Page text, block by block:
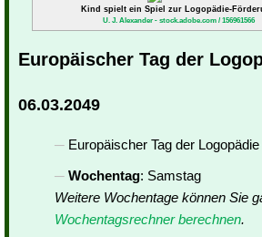
Kind spielt ein Spiel zur Logopädie-
U. J. Alexander - stock.adobe.com / 156961566
Europäischer Tag der
06.03.2049
Europäischer Tag der
Wochentag: Samstag
Weitere Wochentage können Sie
Wochentagsrechner berechnen.